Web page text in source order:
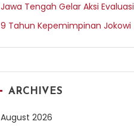
Jawa Tengah Gelar Aksi Evaluasi
9 Tahun Kepemimpinan Jokowi
ARCHIVES
August 2026